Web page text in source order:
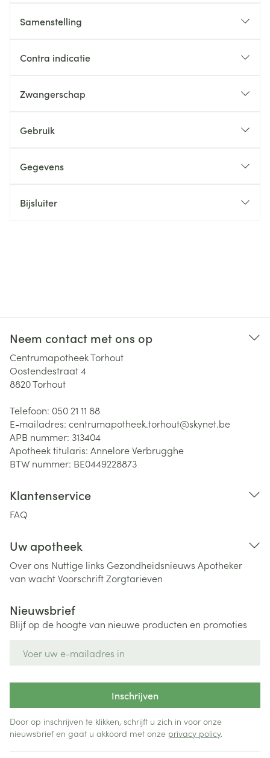
Samenstelling
Contra indicatie
Zwangerschap
Gebruik
Gegevens
Bijsluiter
Neem contact met ons op
Centrumapotheek Torhout
Oostendestraat 4
8820Torhout
Telefoon: 050 21 11 88
E-mailadres: centrumapotheek.torhout@skynet.be
APB nummer: 313404
Apotheek titularis: Annelore Verbrugghe
BTW nummer: BE0449228873
Klantenservice
FAQ
Uw apotheek
Over ons Nuttige links Gezondheidsnieuws Apotheker
van wachtVoorschriftZorgtarieven
Nieuwsbrief
Blijf op de hoogte van nieuwe producten en promoties
Inschrijven
Door op inschrijven te klikken, schrijft u zich in voor onze
nieuwsbrief en gaat u akkoord met onze privacy policy.